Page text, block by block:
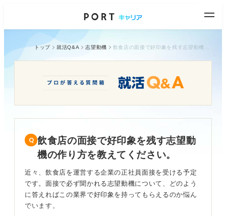
トップ 就活Q&A 志望動機
飲食店の面接で好印象を残す志望動
機の作り方を教えてください。
近々、飲食店を運営する企業の正社員面接を受ける予定
です。面接で必ず聞かれる志望動機について、どのよう
に答えればこの業界で好印象を持ってもらえるのか悩ん
でいます。